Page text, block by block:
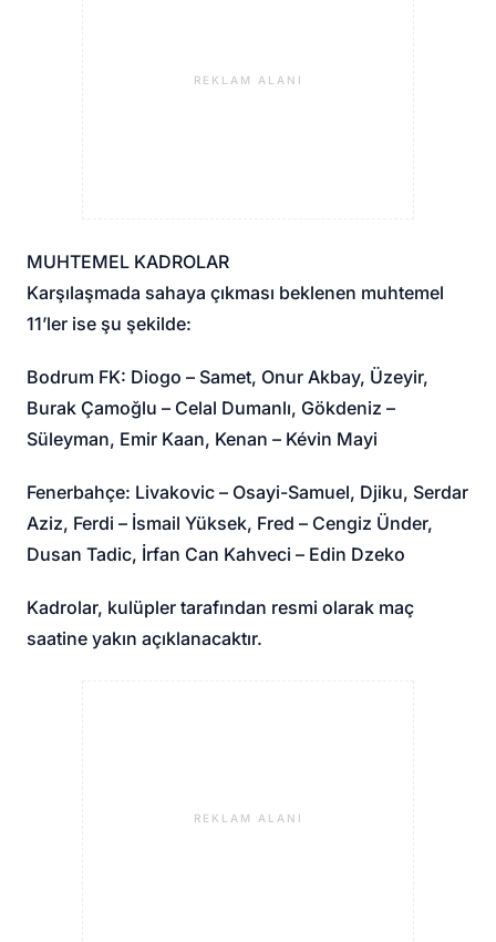
REKLAM ALANI
MUHTEMEL KADROLAR
Karşılaşmada sahaya çıkması beklenen muhtemel
11’ler ise şu şekilde:
Bodrum FK: Diogo – Samet, Onur Akbay, Üzeyir,
Burak Çamoğlu – Celal Dumanlı, Gökdeniz –
Süleyman, Emir Kaan, Kenan – Kévin Mayi
Fenerbahçe: Livakovic – Osayi-Samuel, Djiku, Serdar
Aziz, Ferdi – İsmail Yüksek, Fred – Cengiz Ünder,
Dusan Tadic, İrfan Can Kahveci – Edin Dzeko
Kadrolar, kulüpler tarafından resmi olarak maç
saatine yakın açıklanacaktır.
REKLAM ALANI